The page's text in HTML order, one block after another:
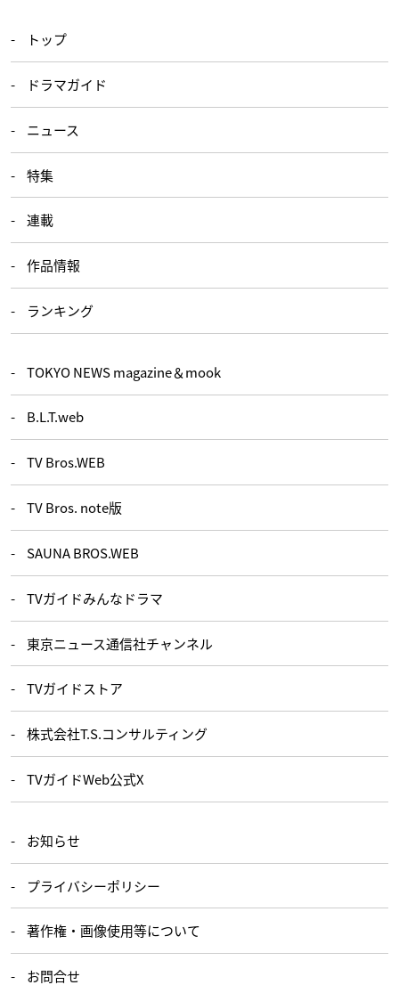
トップ
ドラマガイド
ニュース
特集
連載
作品情報
ランキング
TOKYO NEWS magazine＆mook
B.L.T.web
TV Bros.WEB
TV Bros. note版
SAUNA BROS.WEB
TVガイドみんなドラマ
東京ニュース通信社チャンネル
TVガイドストア
株式会社T.S.コンサルティング
TVガイドWeb公式X
お知らせ
プライバシーポリシー
著作権・画像使用等について
お問合せ